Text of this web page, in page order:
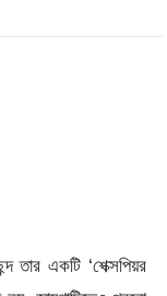
তার একটি ‘শেক্সপিয়র